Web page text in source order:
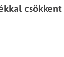
csökkent